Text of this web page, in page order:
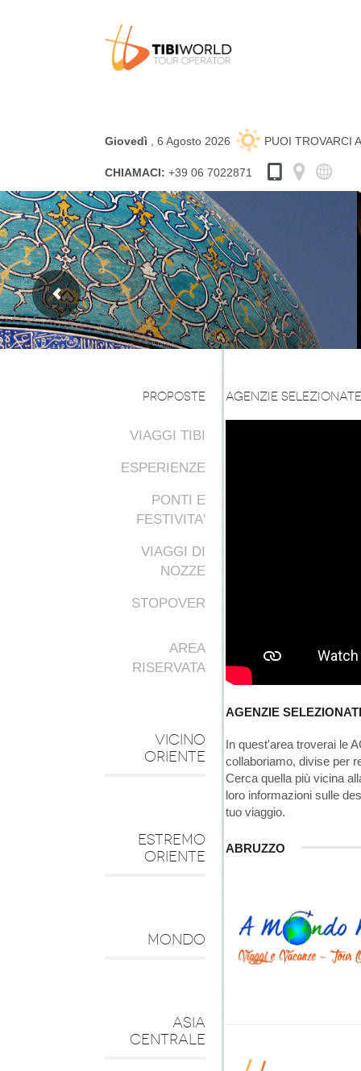
Giovedì , 6 Agosto 2026 PUOI
CHIAMACI: +39 06 7022871
PROPOSTE
VIAGGI TIBI
ESPERIENZE
PONTI E
FESTIVITA'
VIAGGI DI
NOZZE
STOPOVER
AREA
RISERVATA
VICINO
ORIENTE
ESTREMO
ORIENTE
MONDO
ASIA
CENTRALE
Agenzie selezionate
AGENZIE
In quest'area troverai le
collaboriamo, divise per
Cerca quella più vicina
loro informazioni sulle
tuo viaggio.
ABRUZZO